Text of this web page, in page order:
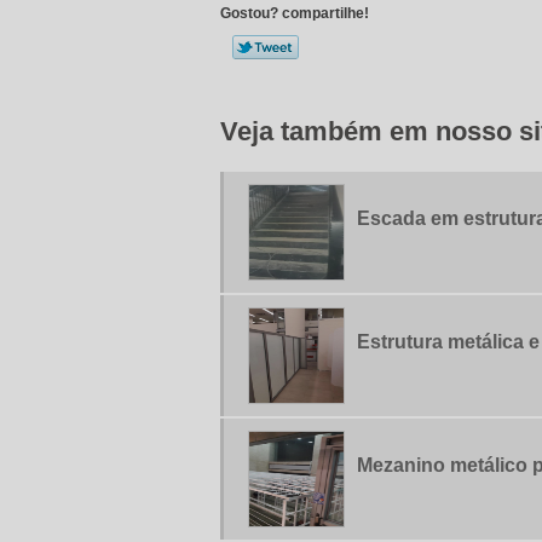
Gostou? compartilhe!
Veja também em nosso
Escada em
Estrutura metálica
Mezanino metálico